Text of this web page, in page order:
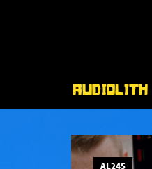
Audiolith
AL245